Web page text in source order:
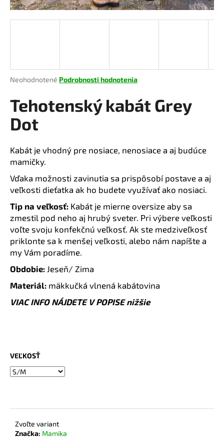
Priemerné
produktu
0,0
hviezdičiek.
Neohodnotené Podrobnosti hodnotenia
Tehotenský kabát Grey
Dot
Kabát je vhodný pre nosiace, nenosiace a aj budúce
mamičky.
Vďaka možnosti zavinutia sa prispôsobí postave a aj
veľkosti dieťatka ak ho budete využívať ako nosiaci.
Tip na veľkosť: Kabát je mierne oversize aby sa
zmestil pod neho aj hrubý sveter. Pri výbere veľkosti
voľte svoju konfekčnú veľkosť. Ak ste medziveľkosť
priklonte sa k menšej veľkosti, alebo nám napíšte a
my Vám poradíme.
Obdobie: Jeseň/ Zima
Materiál: mäkkučká vlnená kabátovina
VIAC INFO NÁJDETE V POPISE nižšie
VEĽKOSŤ
Zvoľte variant
Značka: Mamika
á
O
p
o
r
ú
č
a
m
BAMBUSOVÉ
TRIČKO
NA